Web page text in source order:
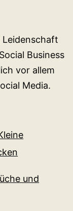
Business
vor allem
Media.
und